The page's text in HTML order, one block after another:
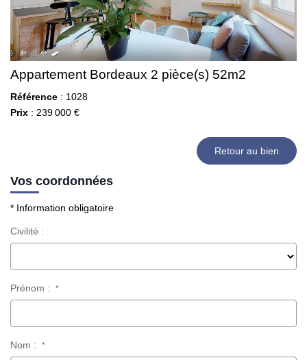
Appartement Bordeaux 2 pièce(s) 52m2
Référence : 1028
Prix : 239 000 €
Retour au bien
Vos coordonnées
* Information obligatoire
Civilité :
Prénom : *
Nom : *